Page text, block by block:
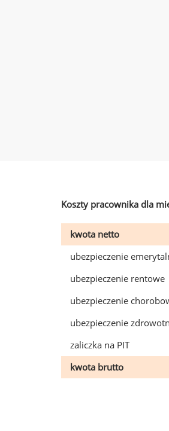
Koszty pracownika dla
kwota netto
ubezpieczenie
ubezpieczenie rentowe
ubezpieczenie
ubezpieczenie
zaliczka na PIT
kwota brutto